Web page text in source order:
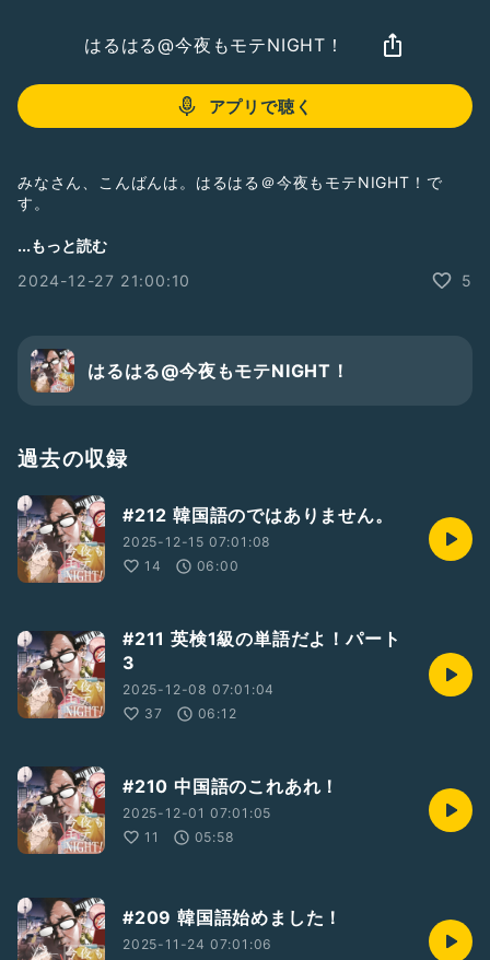
はるはる@今夜もモテNIGHT！
アプリで聴く
みなさん、こんばんは。はるはる＠今夜もモテNIGHT！で
す。
配信用BGM_No006を作りました。BGMのデータが欲しい方
...もっと読む
2024-12-27 21:00:10
5
はるはる@今夜もモテNIGHT！
過去の収録
#212 韓国語のではありません。
2025-12-15 07:01:08
14
06:00
#211 英検1級の単語だよ！パート
3
2025-12-08 07:01:04
37
06:12
#210 中国語のこれあれ！
2025-12-01 07:01:05
11
05:58
#209 韓国語始めました！
2025-11-24 07:01:06